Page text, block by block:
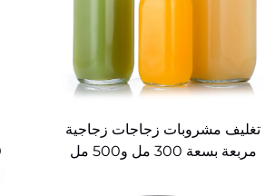
تغليف مشروبات زجاجات زجاجية
مربعة بسعة 300 مل و500 مل